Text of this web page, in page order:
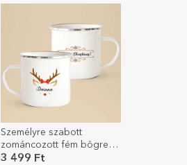
Személyre szabott
zománcozott fém bögre
névvel - Ren
3 499 Ft